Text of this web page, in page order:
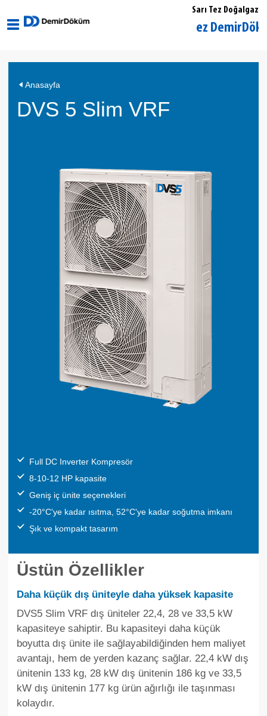
Sarı Tez Doğalgaz
Eskişehir Merkez DemirDöküm
Anasayfa
DVS 5 Slim VRF
Full DC Inverter Kompresör
8-10-12 HP kapasite
Geniş iç ünite seçenekleri
-20°C'ye kadar ısıtma, 52°C'ye kadar soğutma imkanı
Şık ve kompakt tasarım
Üstün Özellikler
Daha küçük dış üniteyle daha yüksek kapasite
DVS5 Slim VRF dış üniteler 22,4, 28 ve 33,5 kW
kapasiteye sahiptir. Bu kapasiteyi daha küçük
boyutta dış ünite ile sağlayabildiğinden hem maliyet
avantajı, hem de yerden kazanç sağlar. 22,4 kW dış
ünitenin 133 kg, 28 kW dış ünitenin 186 kg ve 33,5
kW dış ünitenin 177 kg ürün ağırlığı ile taşınması
kolaydır.